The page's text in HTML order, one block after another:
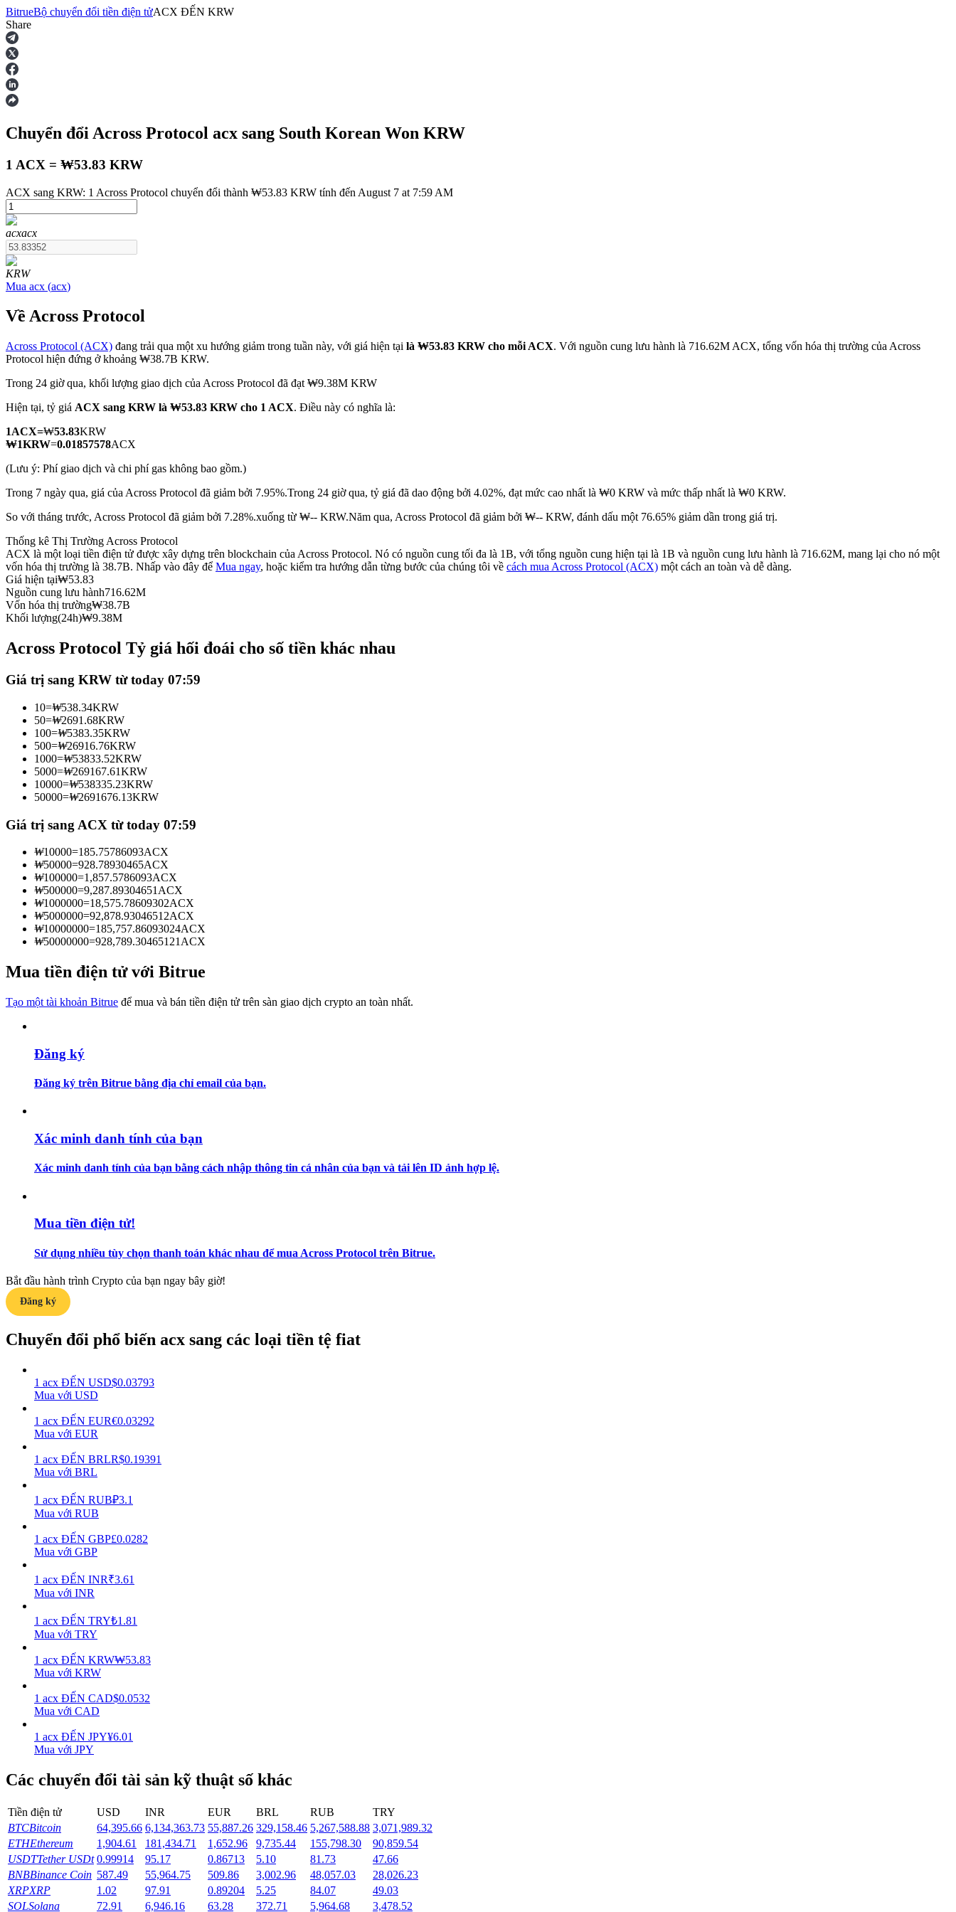
Hợp đồng tương lai
USDT Futures
Futures sử dụng USDT làm tài sản thế chấp
COIN-M Futures
Futures sử dụng token làm tài sản thế chấp
Futures sử dụng USDC làm tài sản thế chấp
Sao chép Giao dịch
Tham gia cùng các nhà giao dịch hàng đầu
Trở thành Nhà giao dịch Sao chép
Thông tin
Phân tích dữ liệu lớn bao gồm thông tin giao dịch, v.v.
Hướng dẫn
Chiến lược giao dịch
Học cách duy trì lợi nhuận
Làm cho tài sản của bạn tăng giá trị đều đặn
BitrueBộ chuyển đổi tiền điện tửACX ĐẾN KRW
Share
Chuyển đổi Across Protocol acx sang South Korean Won KRW
1 ACX = ₩53.83 KRW
ACX sang KRW: 1 Across Protocol chuyển đổi thành ₩53.83 KRW tính đến August 7 at 7:59 AM
acxacx
KRW
Mua acx (acx)
Về Across Protocol
Across Protocol (ACX) đang trải qua một xu hướng giảm trong tuần này, với giá hiện tại là ₩53.83 KRW cho mỗi ACX. Với nguồn cung lưu hành là 716.62M ACX, tổng vốn hóa thị trường của Across
Protocol hiện đứng ở khoảng ₩38.7B KRW.
Trong 24 giờ qua, khối lượng giao dịch của Across Protocol đã đạt ₩9.38M KRW
Hiện tại, tỷ giá ACX sang KRW là ₩53.83 KRW cho 1 ACX. Điều này có nghĩa là:
1ACX=₩53.83KRW
₩1KRW=0.01857578ACX
(Lưu ý: Phí giao dịch và chi phí gas không bao gồm.)
Trong 7 ngày qua, giá của Across Protocol đã giảm bởi 7.95%.Trong 24 giờ qua, tỷ giá đã dao động bởi 4.02%, đạt mức cao nhất là ₩0 KRW và mức thấp nhất là ₩0 KRW.
So với tháng trước, Across Protocol đã giảm bởi 7.28%.xuống từ ₩-- KRW.Năm qua, Across Protocol đã giảm bởi ₩-- KRW, đánh dấu một 76.65% giảm dần trong giá trị.
Thống kê Thị Trường Across Protocol
ACX là một loại tiền điện tử được xây dựng trên blockchain của Across Protocol. Nó có nguồn cung tối đa là 1B, với tổng nguồn cung hiện tại là 1B và nguồn cung lưu hành là 716.62M, mang lại cho nó một
vốn hóa thị trường là 38.7B. Nhấp vào đây để Mua ngay, hoặc kiểm tra hướng dẫn từng bước của chúng tôi về cách mua Across Protocol (ACX) một cách an toàn và dễ dàng.
Giá hiện tại₩53.83
Nguồn cung lưu hành716.62M
Vốn hóa thị trường₩38.7B
Khối lượng(24h)₩9.38M
Across Protocol Tỷ giá hối đoái cho số tiền khác nhau
Giá trị sang KRW từ today 07:59
10=₩538.34KRW
50=₩2691.68KRW
100=₩5383.35KRW
500=₩26916.76KRW
1000=₩53833.52KRW
5000=₩269167.61KRW
10000=₩538335.23KRW
50000=₩2691676.13KRW
Giá trị sang ACX từ today 07:59
₩10000=185.75786093ACX
₩50000=928.78930465ACX
₩100000=1,857.5786093ACX
₩500000=9,287.89304651 ACX
₩1000000=18,575.78609302ACX
₩5000000=92,878.93046512ACX
₩10000000=185,757.86093024ACX
₩50000000=928,789.30465121 ACX
Mua tiền điện tử với Bitrue
Tạo một tài khoản Bitrue để mua và bán tiền điện tử trên sàn giao dịch crypto an toàn nhất.
Đăng ký
Đăng ký trên Bitrue bằng địa chỉ email của bạn.
Xác minh danh tính của bạn
Xác minh danh tính của bạn bằng cách nhập thông tin cá nhân của bạn và tải lên ID ảnh hợp lệ.
Mua tiền điện tử!
Sử dụng nhiều tùy chọn thanh toán khác nhau để mua Across Protocol trên Bitrue.
Bắt đầu hành trình Crypto của bạn ngay bây giờ!
Đăng ký
Chuyển đổi phổ biến acx sang các loại tiền tệ fiat
1 acx ĐẾN USD$0.03793
Mua với USD
1 acx ĐẾN EUR€0.03292
Mua với EUR
1 acx ĐẾN BRLR$0.19391
Mua với BRL
1 acx ĐẾN RUB₽3.1
Mua với RUB
1 acx ĐẾN GBP£0.0282
Mua với GBP
1 acx ĐẾN INR₹3.61
Mua với INR
1 acx ĐẾN TRY₺1.81
Mua với TRY
1 acx ĐẾN KRW₩53.83
Mua với KRW
1 acx ĐẾN CAD$0.0532
Mua với CAD
1 acx ĐẾN JPY¥6.01
Mua với JPY
Các chuyển đổi tài sản kỹ thuật số khác
Tiền điện tử USD INR EUR BRL RUB
TRY
BTCBitcoin 64,395.66 6,134,363.73 55,887.26 329,158.46 5,267,588.88 3,071,989.32
ETHEthereum 1,904.61 181,434.71 1,652.96 9,735.44 155,798.30
90,859.54
USDTTether USDt 0.99914 95.17 0.86713 5.10 81.73
47.66
BNBBinance Coin 587.49 55,964.75 509.86 3,002.96 48,057.03
28,026.23
XRPXRP 1.02 97.91 0.89204 5.25 84.07
49.03
SOLSolana 72.91 6,946.16 63.28 372.71 5,964.68
3,478.52